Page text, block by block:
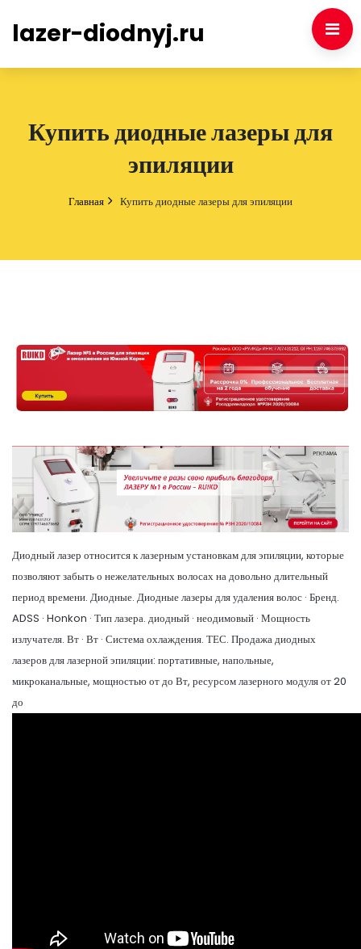
lazer-diodnyj.ru
Купить диодные лазеры для
эпиляции
Главная Купить диодные лазеры для эпиляции
Диодный лазер относится к лазерным установкам для эпиляции, которые
позволяют забыть о нежелательных волосах на довольно длительный
период времени. Диодные. Диодные лазеры для удаления волос · Бренд.
ADSS · Honkon · Тип лазера. диодный · неодимовый · Мощность
излучателя. Вт · Вт · Система охлаждения. ТЕС. Продажа диодных
лазеров для лазерной эпиляции: портативные, напольные,
микроканальные, мощностью от до Вт, ресурсом лазерного модуля от 20
до